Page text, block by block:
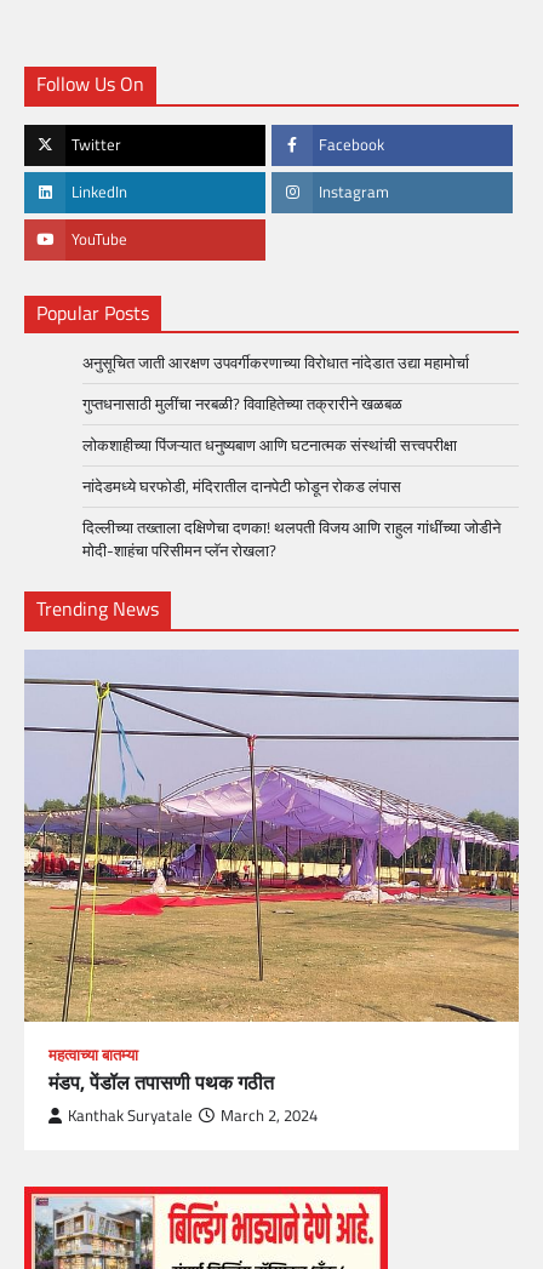
Follow Us On
Twitter Facebook
LinkedIn Instagram
YouTube
Popular Posts
अनुसूचित जाती आरक्षण उपवर्गीकरणाच्या विरोधात नांदेडात उद्या महामोर्चा
गुप्तधनासाठी मुलींचा नरबळी? विवाहितेच्या तक्रारीने खळबळ
लोकशाहीच्या पिंजऱ्यात धनुष्यबाण आणि घटनात्मक संस्थांची सत्त्वपरीक्षा
नांदेडमध्ये घरफोडी, मंदिरातील दानपेटी फोडून रोकड लंपास
दिल्लीच्या तख्ताला दक्षिणेचा दणका! थलपती विजय आणि राहुल गांधींच्या जोडीने
मोदी-शाहंचा परिसीमन प्लॅन रोखला?
Trending News
महत्वाच्या बातम्या
मंडप, पेंडॉल तपासणी पथक गठीत
Kanthak Suryatale March 2, 2024